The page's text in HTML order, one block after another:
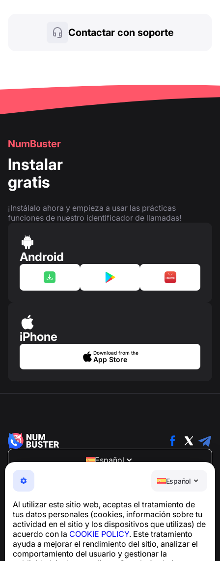
Español
Al utilizar este sitio web, aceptas el tratamiento de
tus datos personales (cookies, información sobre tu
actividad en el sitio y los dispositivos que utilizas) de
acuerdo con la COOKIE POLICY. Este tratamiento
ayuda a mejorar el rendimiento del sitio, analizar el
comportamiento del usuario y gestionar la
Contactar con soporte
NumBuster
Instalar
gratis
¡Instálalo ahora y empieza a usar las prácticas
funciones de nuestro identificador de llamadas!
Android
iPhone
Download from the
App Store
Español
NumBuster © 2013—2026 ·
support@numbuster.com
Una aplicación fácil de usar que te protege de estafas
Para consultas sobre el cumplimiento del RGPD:
support@numbuster.com
Centro de ayuda
Noticias y artículos